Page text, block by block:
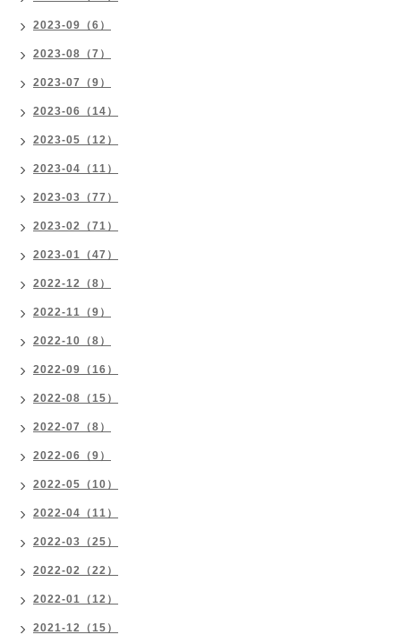
2023-09（6）
2023-08（7）
2023-07（9）
2023-06（14）
2023-05（12）
2023-04（11）
2023-03（77）
2023-02（71）
2023-01（47）
2022-12（8）
2022-11（9）
2022-10（8）
2022-09（16）
2022-08（15）
2022-07（8）
2022-06（9）
2022-05（10）
2022-04（11）
2022-03（25）
2022-02（22）
2022-01（12）
2021-12（15）